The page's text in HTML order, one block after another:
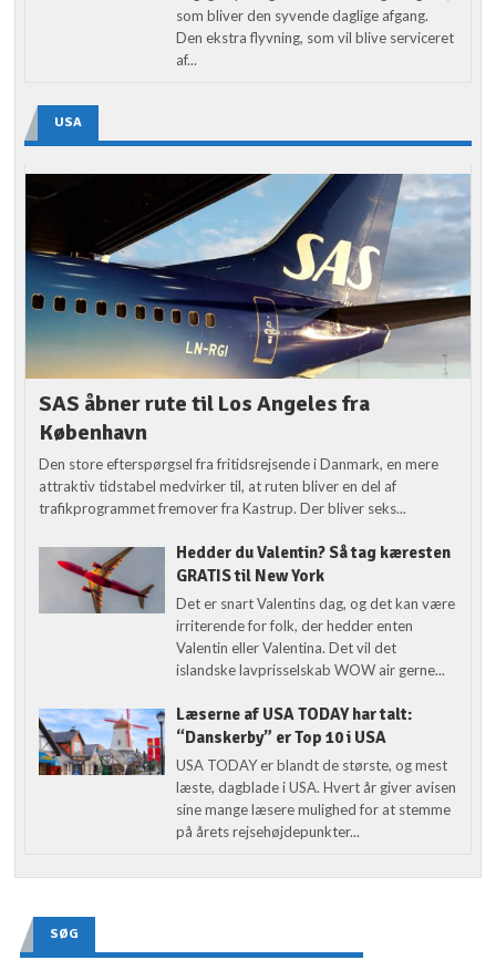
som bliver den syvende daglige afgang.
Den ekstra flyvning, som vil blive serviceret
af...
USA
SAS åbner rute til Los Angeles fra
København
Den store efterspørgsel fra fritidsrejsende i Danmark, en mere
attraktiv tidstabel medvirker til, at ruten bliver en del af
trafikprogrammet fremover fra Kastrup. Der bliver seks...
Hedder du Valentin? Så tag kæresten
GRATIS til New York
Det er snart Valentins dag, og det kan være
irriterende for folk, der hedder enten
Valentin eller Valentina. Det vil det
islandske lavprisselskab WOW air gerne...
Læserne af USA TODAY har talt:
“Danskerby” er Top 10 i USA
USA TODAY er blandt de største, og mest
læste, dagblade i USA. Hvert år giver avisen
sine mange læsere mulighed for at stemme
på årets rejsehøjdepunkter...
SØG